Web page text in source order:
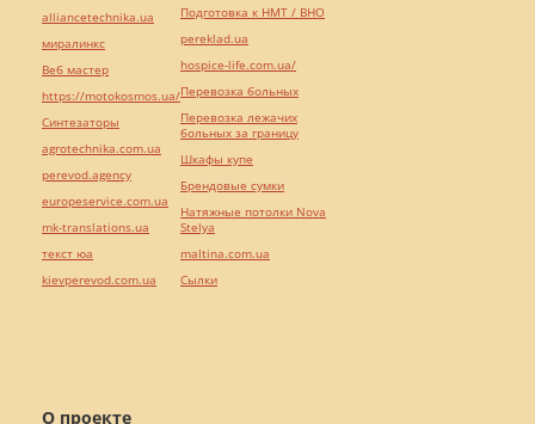
О проекте
alliancetechnika.ua
миралинкс
Веб мастер
https://motokosmos.ua/
Синтезаторы
agrotechnika.com.ua
perevod.agency
europeservice.com.ua
mk-translations.ua
текст юа
kievperevod.com.ua
Подготовка к НМТ / ВНО
pereklad.ua
hospice-life.com.ua/
Перевозка больных
Перевозка лежачих
больных за границу
Шкафы купе
Брендовые сумки
Натяжные потолки Nova
Stelya
maltina.com.ua
Cылки